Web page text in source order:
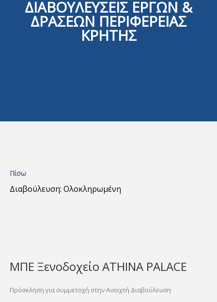
ΔΙΑΒΟΥΛΕΥΣΕΙΣ ΕΡΓΩΝ &
ΔΡΑΣΕΩΝ ΠΕΡΙΦΕΡΕΙΑΣ
ΚΡΗΤΗΣ
Πίσω
Διαβούλευση: Ολοκληρωμένη
ΜΠΕ Ξενοδοχείο ATHINA PALACE
Πρόσκληση για συμμετοχή στην Ανοιχτή Διαβούλευση